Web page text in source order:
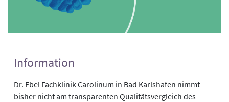
Information
Dr. Ebel Fachklinik Carolinum in Bad Karlshafen nimmt
bisher nicht am transparenten Qualitätsvergleich des